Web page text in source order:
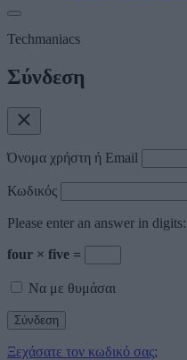
Techmaniacs
Σύνδεση
Όνομα χρήστη ή Email
Κωδικός
Please enter an answer in digits:
four × five =
Να με θυμάσαι
Ξεχάσατε τον κωδικό σας;